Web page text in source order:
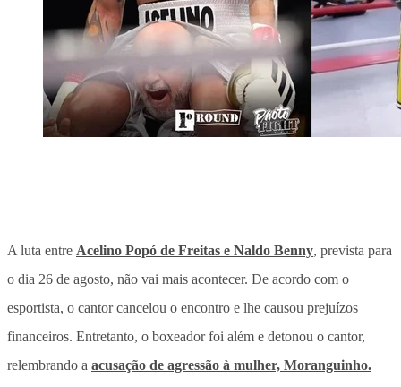
A luta entre Acelino Popó de Freitas e Naldo Benny, prevista para
o dia 26 de agosto, não vai mais acontecer. De acordo com o
esportista, o cantor cancelou o encontro e lhe causou prejuízos
financeiros. Entretanto, o boxeador foi além e detonou o cantor,
relembrando a acusação de agressão à mulher, Moranguinho.